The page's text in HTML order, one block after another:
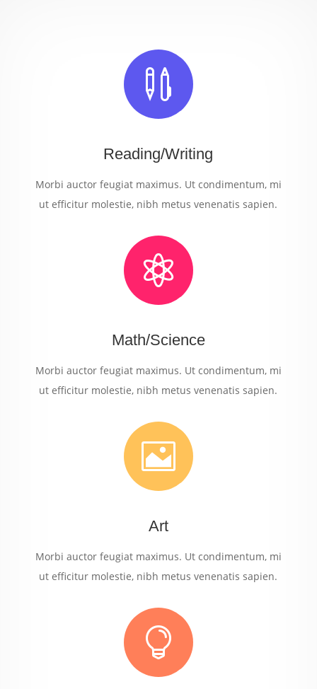

Reading/Writing
Morbi auctor feugiat maximus. Ut condimentum, mi
ut efficitur molestie, nibh metus venenatis sapien.

Math/Science
Morbi auctor feugiat maximus. Ut condimentum, mi
ut efficitur molestie, nibh metus venenatis sapien.

Art
Morbi auctor feugiat maximus. Ut condimentum, mi
ut efficitur molestie, nibh metus venenatis sapien.
